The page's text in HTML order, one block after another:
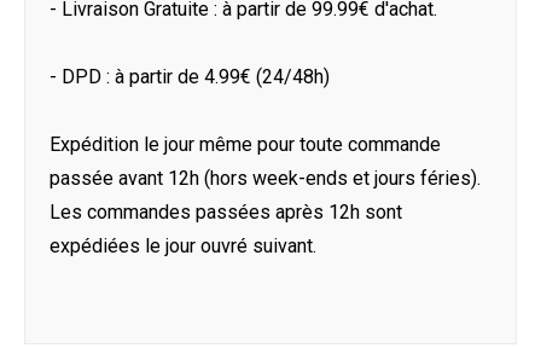
- Livraison Gratuite : à partir de 99.99€ d'achat.
- DPD : à partir de 4.99€ (24/48h)
Expédition le jour même pour toute commande
passée avant 12h (hors week-ends et jours féries).
Les commandes passées après 12h sont
expédiées le jour ouvré suivant.